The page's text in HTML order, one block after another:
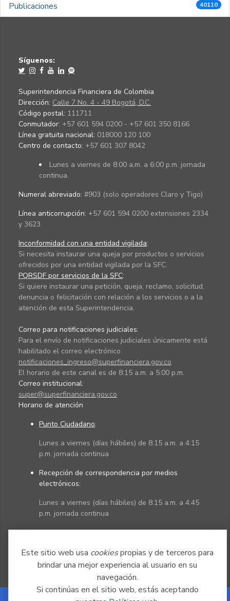
Este sitio web usa cookiespropias y de terceros para
brindar una mejor experiencia al usuario en su
navegación.
Si continúas en el sitio web, estás aceptando
Publicaciones 40110
Síguenos:
Superintendencia Financiera de Colombia
Dirección: Calle 7 No. 4 - 49 Bogotá, D.C.
Código postal: 111711
Conmutador: +57 601 594 0200 - +57 601 350 8166
Línea gratuita nacional: 018000 120 100
Centro de contacto: +57 601 307 8042
Lunes a viernes de 8:00 a.m. a 6:00 p.m. jornada
continua.
Numeral abreviado: #903 (solo operadores Claro y Tigo)
Línea anticorrupción: +57 601 594 0200 extensiones 2334
y 3623
Inconformidad con una entidad vigilada:
Si necesita instaurar una queja por productos o servicios
ofrecidos por una entidad vigilada por la SFC.
PQRSDF por servicios de la SFC:
Si quiere instaurar una petición, queja, reclamo, solicitud,
denuncia o felicitación con relación a los servicios o a la
atención de esta Superintendencia.
Correo para notificaciones judiciales:
Para el envío de notificaciones judiciales únicamente está
habilitado el correo electrónico
notificaciones_ingreso@superfinanciera.gov.co
El horario de este canal es de 8:15 a.m. a 5:00 p.m.
Correo institucional:
super@superfinanciera.gov.co
Horario de atención
Punto Ciudadano:
Lunes a viernes (días hábiles) de 8:15 a.m. a 4:15
p.m. jornada continua
Recepción de correspondencia por medios
electrónicos:
Lunes a viernes (días hábiles) de 8:15 a.m. a 4:45
p.m. jornada continua